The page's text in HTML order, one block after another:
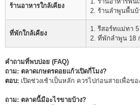
ร้านอาหารใกล้เคียง
2. ร้านลำพูนพื้นบ้
ที่พักใกล้เคียง
1. รีสอร์ทแม่ทา
2. ที่พักลำพูน 18
คำถามที่พบบ่อย (FAQ)
ถาม: ตลาดเกษตรดอยแก้วเปิดกี่โมง?
ตอบ: เปิดช่วงเช้าเป็นหลัก ควรไปก่อนสายเพื่อข
ถาม: ตลาดนี้มีอะไรขายบ้าง?